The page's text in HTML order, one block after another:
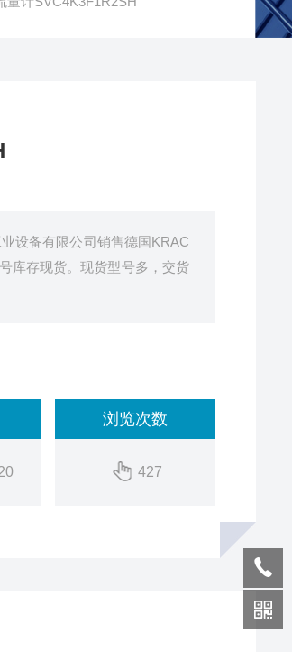
设备有限公司销售德国KRAC
库存现货。现货型号多，交货
浏览次数
427